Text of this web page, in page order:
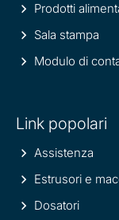
Prodotti
Sala stampa
Modulo di
Link popolari
Assistenza
Estrusori e
Dosatori